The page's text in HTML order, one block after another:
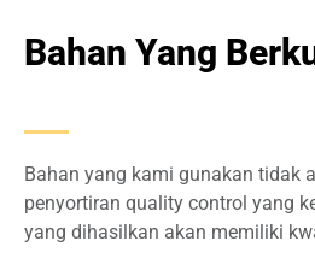
Bahan Yang
Bahan yang kami gunakan tidak
penyortiran quality control yang
yang dihasilkan akan memiliki